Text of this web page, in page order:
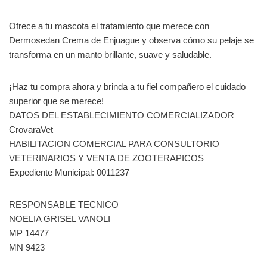
Ofrece a tu mascota el tratamiento que merece con
Dermosedan Crema de Enjuague y observa cómo su pelaje se
transforma en un manto brillante, suave y saludable.
¡Haz tu compra ahora y brinda a tu fiel compañero el cuidado
superior que se merece!
DATOS DEL ESTABLECIMIENTO COMERCIALIZADOR
CrovaraVet
HABILITACION COMERCIAL PARA CONSULTORIO
VETERINARIOS Y VENTA DE ZOOTERAPICOS
Expediente Municipal: 0011237
RESPONSABLE TECNICO
NOELIA GRISEL VANOLI
MP 14477
MN 9423